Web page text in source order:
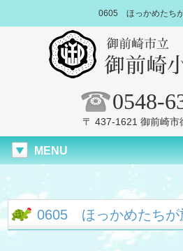
0605 ほっかめたち
0548-
〒 437-1621 御前崎市
MENU
0605 ほっかめたちが